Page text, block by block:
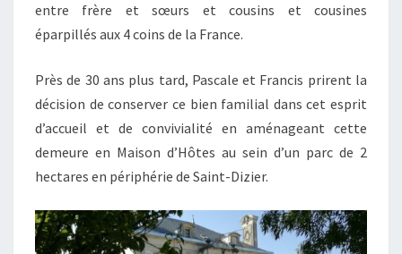
entre frère et sœurs et cousins et cousines
éparpillés aux 4 coins de la France.
Près de 30 ans plus tard, Pascale et Francis prirent la
décision de conserver ce bien familial dans cet esprit
d’accueil et de convivialité en aménageant cette
demeure en Maison d’Hôtes au sein d’un parc de 2
hectares en périphérie de Saint-Dizier.